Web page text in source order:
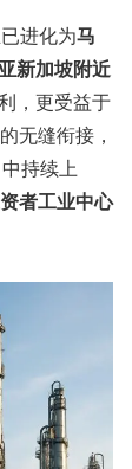
进化为马
新加坡附近
，更受益于
无缝衔接，
持续上
者工业中心